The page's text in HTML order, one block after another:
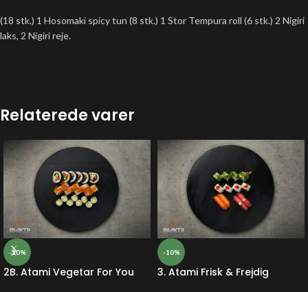
(18 stk.) 1 Hosomaki spicy tun (8 stk.) 1 Stor Tempura roll (6 stk.) 2 Nigiri
laks, 2 Nigiri reje.
Relaterede varer
-10%
2B. Atami Vegetar For You
-10%
3. Atami Frisk & Frejdig